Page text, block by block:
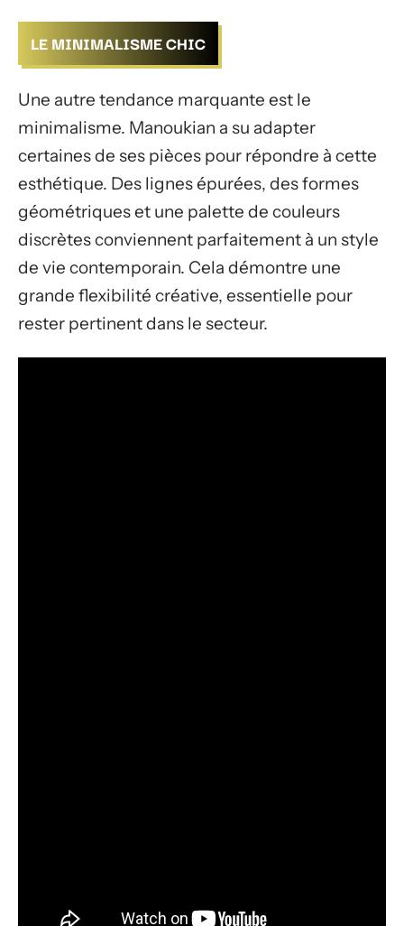
LE MINIMALISME CHIC
Une autre tendance marquante est le
minimalisme. Manoukian a su adapter
certaines de ses pièces pour répondre à cette
esthétique. Des lignes épurées, des formes
géométriques et une palette de couleurs
discrètes conviennent parfaitement à un style
de vie contemporain. Cela démontre une
grande flexibilité créative, essentielle pour
rester pertinent dans le secteur.